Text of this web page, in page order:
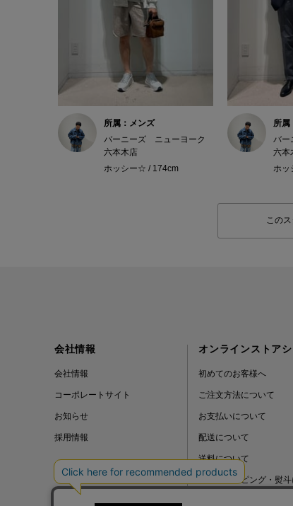
所属：メンズ
バーニーズ ニューヨーク
六本木店
ホッシー☆ / 174cm
所属
バー
六本
ホッ
この
会社情報
会社情報
コーポレートサイト
お知らせ
採用情報
オンラインストア
初めてのお客様へ
ご注文方法について
お支払いについて
配送について
送料について
ギフトラッピング・熨斗